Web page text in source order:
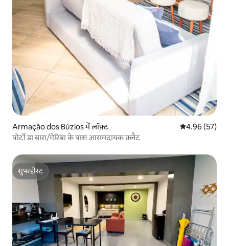
Armação dos Búzios में लॉफ़्ट औसत रेटिंग 5 में
4.96 (57)
पोर्टो डा बारा/गेरिबा के पास आरामदायक फ़्लैट
सुपरहोस्ट
सुपरहोस्ट